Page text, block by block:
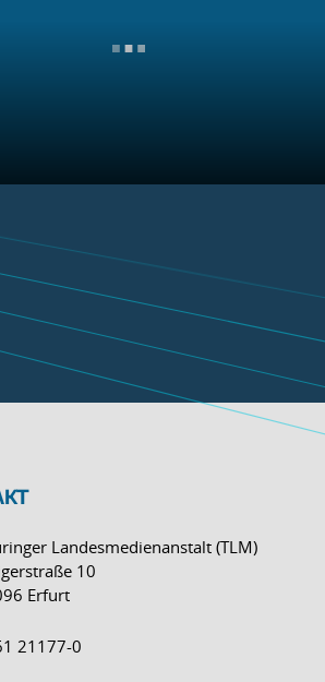
Landesmedienanstalt (TLM)
10
Erfurt
21177-0